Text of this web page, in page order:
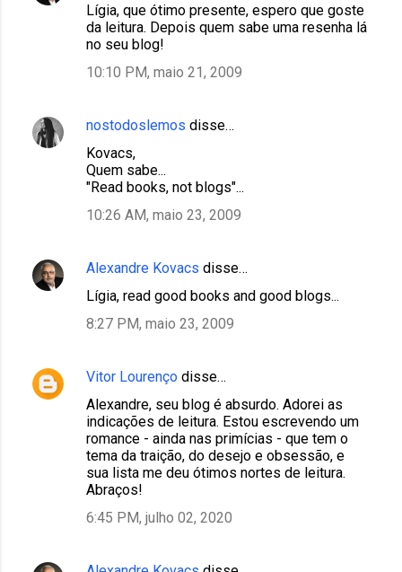
Lígia, que ótimo presente, espero que goste
da leitura. Depois quem sabe uma resenha lá
no seu blog!
10:10 PM, maio 21, 2009
nostodoslemos disse…
Kovacs,
Quem sabe...
"Read books, not blogs"...
10:26 AM, maio 23, 2009
Alexandre Kovacs disse…
Lígia, read good books and good blogs...
8:27 PM, maio 23, 2009
Vitor Lourenço disse…
Alexandre, seu blog é absurdo. Adorei as
indicações de leitura. Estou escrevendo um
romance - ainda nas primícias - que tem o
tema da traição, do desejo e obsessão, e
sua lista me deu ótimos nortes de leitura.
Abraços!
6:45 PM, julho 02, 2020